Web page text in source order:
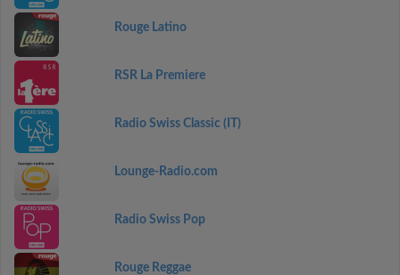
Rouge Latino
RSR La Premiere
Radio Swiss Classic (IT)
Lounge-Radio.com
Radio Swiss Pop
Rouge Reggae